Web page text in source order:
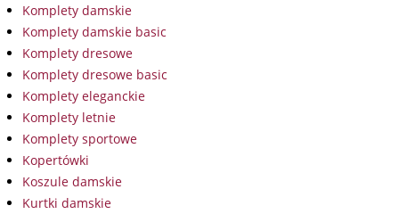
Komplety damskie
Komplety damskie basic
Komplety dresowe
Komplety dresowe basic
Komplety eleganckie
Komplety letnie
Komplety sportowe
Kopertówki
Koszule damskie
Kurtki damskie